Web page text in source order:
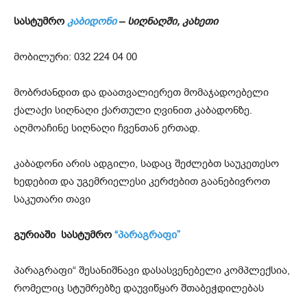
სასტუმროკაბიდონი– სიღნაღში, კახეთი
მობილური: 032 224 04 00
მობრძანდით და დაათვალიერეთ მომაჯადოებელი
ქალაქი სიღნაღი ქართული ღვინით კაბადონზე.
აღმოაჩინე სიღნაღი ჩვენთან ერთად.
კაბადონი არის ადგილი, სადაც შეძლებთ საუკეთესო
ხედებით და უგემრიელესი კერძებით გაანებივროთ
საკუთარი თავი
გურიაში სასტუმრო“პარაგრაფი”
პარაგრაფი“ შესანიშნავი დასასვენებელი კომპლექსია,
რომელიც სტუმრებზე დაუვიწყარ შთაბეჭდილებას